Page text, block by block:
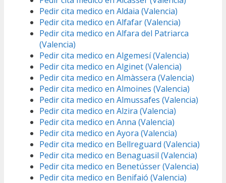
Pedir cita medico en Aldaia (Valencia)
Pedir cita medico en Alfafar (Valencia)
Pedir cita medico en Alfara del Patriarca
(Valencia)
Pedir cita medico en Algemesí (Valencia)
Pedir cita medico en Alginet (Valencia)
Pedir cita medico en Almàssera (Valencia)
Pedir cita medico en Almoines (Valencia)
Pedir cita medico en Almussafes (Valencia)
Pedir cita medico en Alzira (Valencia)
Pedir cita medico en Anna (Valencia)
Pedir cita medico en Ayora (Valencia)
Pedir cita medico en Bellreguard (Valencia)
Pedir cita medico en Benaguasil (Valencia)
Pedir cita medico en Benetússer (Valencia)
Pedir cita medico en Benifaió (Valencia)